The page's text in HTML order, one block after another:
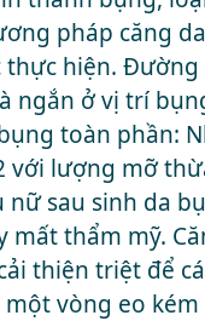
pháp căng
hiện. Đường
ngắn ở vị trí
toàn phần:
với lượng mỡ
nữ sau sinh da
mất thẩm mỹ.
thiện triệt để
một vòng eo